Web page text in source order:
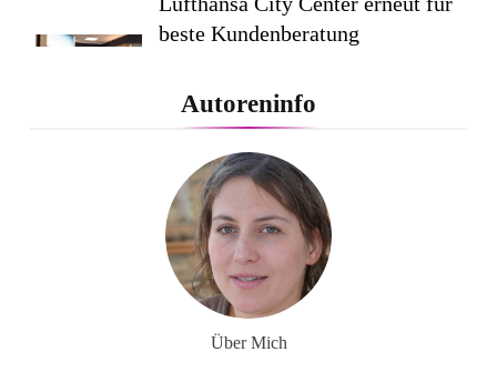
beste Kundenberatung
Studie sieht LCC zum siebten
Mal in Folge vorn
Cool down am Hintertuxer
Gletscher
Ägypten erleben mit Builder
Travel: sicher, persönlich und gut
begleitet
Autoreninfo
Über Mich